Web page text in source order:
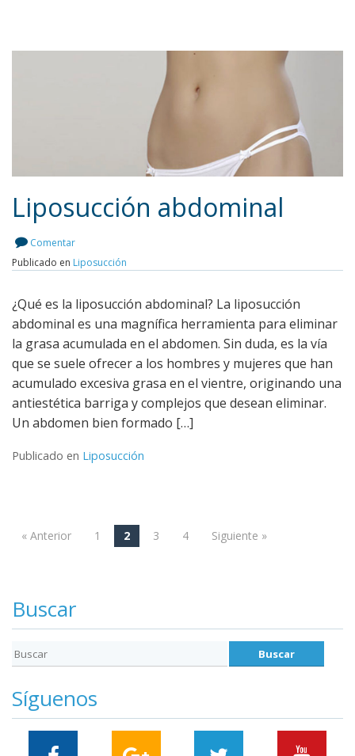
Liposucción abdominal
Comentar
Publicado en Liposucción
¿Qué es la liposucción abdominal? La liposucción
abdominal es una magnífica herramienta para eliminar
la grasa acumulada en el abdomen. Sin duda, es la vía
que se suele ofrecer a los hombres y mujeres que han
acumulado excesiva grasa en el vientre, originando una
antiestética barriga y complejos que desean eliminar.
Un abdomen bien formado […]
Publicado en Liposucción
Navegación
« Anterior 1 2 3 4 Siguiente »
Buscar
Síguenos